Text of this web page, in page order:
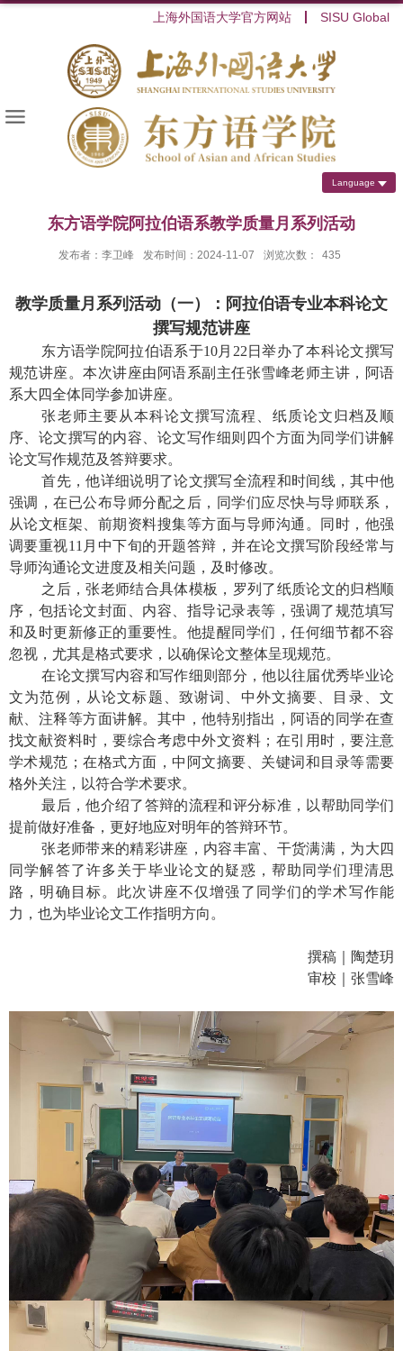
上海外国语大学官方网站 SISU Global
Language
东方语学院阿拉伯语系教学质量月系列活动
发布者：李卫峰 发布时间：2024-11-07 浏览次数： 435
教学质量月系列活动（一）：阿拉伯语专业本科论文
撰写规范讲座
东方语学院阿拉伯语系于10月 22 日举办了本科论文撰写
规范讲座。本次讲座由阿语系副主任张雪峰老师主讲，阿语
系大四全体同学参加讲座。
张老师主要从本科论文撰写流程、纸质论文归档及顺
序、论文撰写的内容、论文写作细则四个方面为同学们讲解
论文写作规范及答辩要求。
首先，他详细说明了论文撰写全流程和时间线，其中他
强调，在已公布导师分配之后，同学们应尽快与导师联系，
从论文框架、前期资料搜集等方面与导师沟通。同时，他强
调要重视11 月中下旬的开题答辩，并在论文撰写阶段经常与
导师沟通论文进度及相关问题，及时修改。
之后，张老师结合具体模板，罗列了纸质论文的归档顺
序，包括论文封面、内容、指导记录表等，强调了规范填写
和及时更新修正的重要性。他提醒同学们，任何细节都不容
忽视，尤其是格式要求，以确保论文整体呈现规范。
在论文撰写内容和写作细则部分，他以往届优秀毕业论
文为范例，从论文标题、致谢词、中外文摘要、目录、文
献、注释等方面讲解。其中，他特别指出，阿语的同学在查
找文献资料时，要综合考虑中外文资料；在引用时，要注意
学术规范；在格式方面，中阿文摘要、关键词和目录等需要
格外关注，以符合学术要求。
最后，他介绍了答辩的流程和评分标准，以帮助同学们
提前做好准备，更好地应对明年的答辩环节。
张老师带来的精彩讲座，内容丰富、干货满满，为大四
同学解答了许多关于毕业论文的疑惑，帮助同学们理清思
路，明确目标。此次讲座不仅增强了同学们的学术写作能
力，也为毕业论文工作指明方向。
撰稿｜陶楚玥
审校｜张雪峰